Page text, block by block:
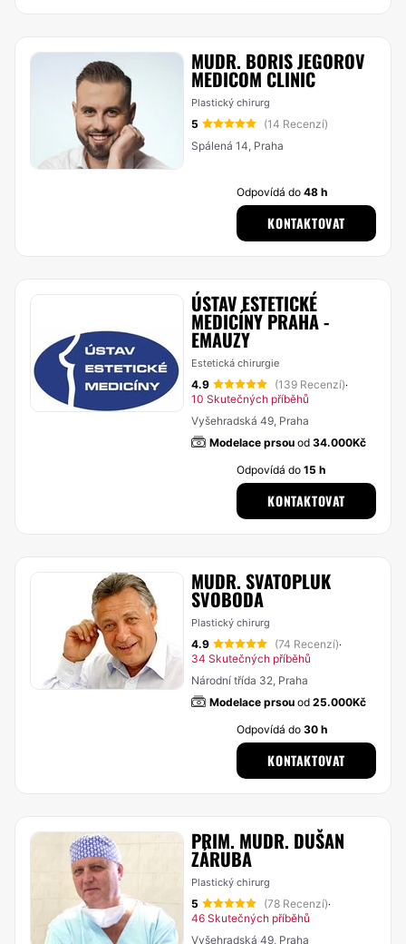
MUDR. BORIS JEGOROV
MEDICOM CLINIC
Plastický chirurg
5
(14 Recenzí)
Spálená 14, Praha
Odpovídá do48 h
KONTAKTOVAT
ÚSTAV ESTETICKÉ
MEDICÍNY PRAHA -
EMAUZY
Estetická chirurgie
4.9 (139 Recenzí)·
10 Skutečných příběhů
Vyšehradská 49, Praha
Modelace prsou od 34.000Kč
Odpovídá do15 h
KONTAKTOVAT
MUDR. SVATOPLUK
SVOBODA
Plastický chirurg
4.9 (74 Recenzí)·
34 Skutečných příběhů
Národní třída 32, Praha
Modelace prsou od 25.000Kč
Odpovídá do30 h
KONTAKTOVAT
PRIM. MUDR. DUŠAN
ZÁRUBA
Plastický chirurg
5 (78 Recenzí)·
46 Skutečných příběhů
Vyšehradská 49, Praha